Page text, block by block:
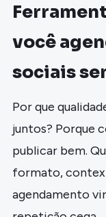
você
sociais
Por que
juntos? Porque
publicar bem.
formato,
agendamento